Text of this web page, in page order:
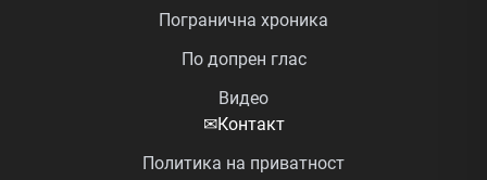
Погранична хроника
По допрен глас
Видео
✉Контакт
Политика на приватност